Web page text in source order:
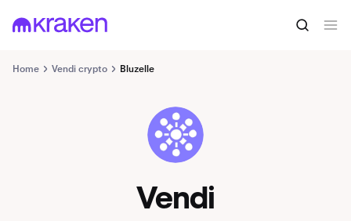
Home Vendi crypto Bluzelle
Vendi